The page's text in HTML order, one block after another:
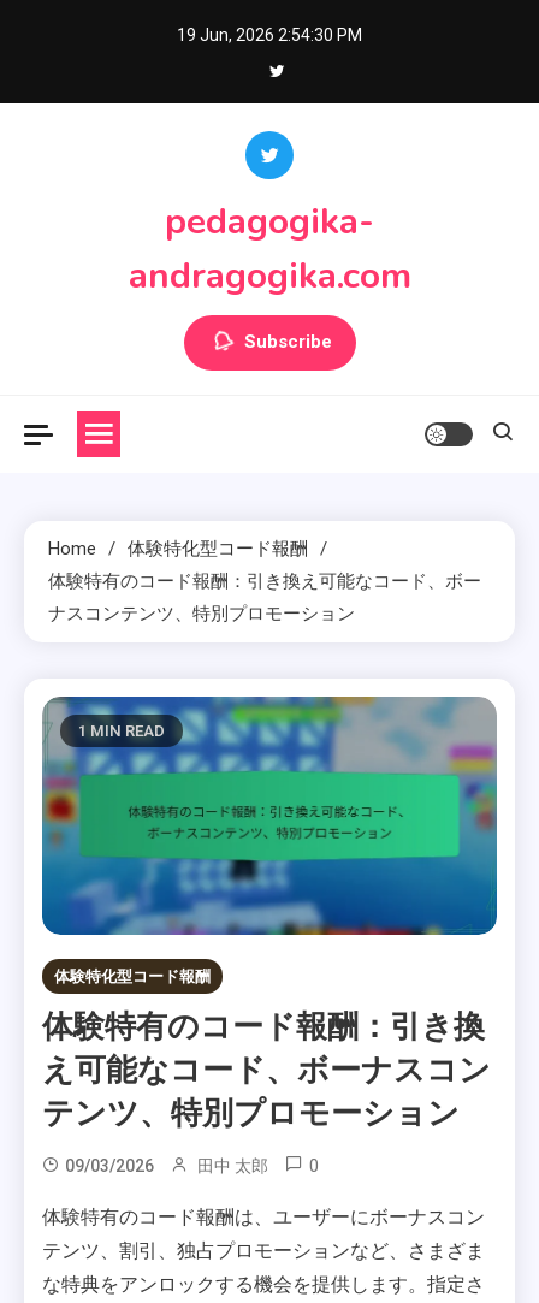
19 Jun, 2026 2:54:32 PM
pedagogika-
andragogika.com
Subscribe
Home
体験特化型コード報酬
体験特有のコード報酬：引き換え可能なコード、ボー
ナスコンテンツ、特別プロモーション
1 MIN READ
体験特化型コード報酬
体験特有のコード報酬：引き換
え可能なコード、ボーナスコン
テンツ、特別プロモーション
09/03/2026 田中 太郎 0
体験特有のコード報酬は、ユーザーにボーナスコン
テンツ、割引、独占プロモーションなど、さまざま
な特典をアンロックする機会を提供します。指定さ